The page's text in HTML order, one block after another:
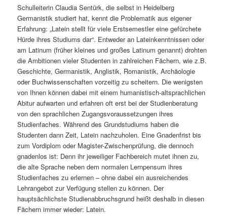
Schulleiterin Claudia Sentürk, die selbst in Heidelberg
Germanistik studiert hat, kennt die Problematik aus eigener
Erfahrung: „Latein stellt für viele Erstsemestler eine gefürchete
Hürde ihres Studiums dar“. Entweder an Lateinkenntnissen oder
am Latinum (früher kleines und großes Latinum genannt) drohten
die Ambitionen vieler Studenten in zahlreichen Fächern, wie z.B.
Geschichte, Germanistik, Anglistik, Romanistik, Archäologie
oder Buchwissenschaften vorzeitig zu scheitern. Die wenigsten
von Ihnen können dabei mit einem humanistisch-altsprachlichen
Abitur aufwarten und erfahren oft erst bei der Studienberatung
von den sprachlichen Zugangsvoraussetzungen ihres
Studienfaches. Während des Grundstudiums haben die
Studenten dann Zeit, Latein nachzuholen. Eine Gnadenfrist bis
zum Vordiplom oder Magister-Zwischenprüfung, die dennoch
gnadenlos ist: Denn ihr jeweiliger Fachbereich mutet ihnen zu,
die alte Sprache neben dem normalen Lernpensum ihres
Studienfaches zu erlernen – ohne dabei ein ausreichendes
Lehrangebot zur Verfügung stellen zu können. Der
hauptsächlichste Studienabbruchsgrund heißt deshalb in diesen
Fächern immer wieder: Latein.